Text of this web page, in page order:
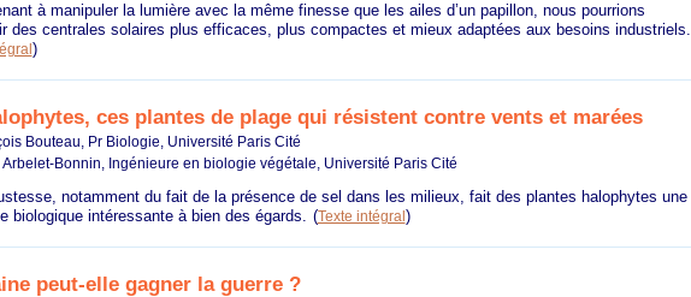
à manipuler la lumière avec la même finesse que les ailes d’un papillon, nous pourrions
des centrales solaires plus efficaces, plus compactes et mieux adaptées aux besoins industriels.
)
ces plantes de plage qui résistent contre vents et marées
Bouteau, Pr Biologie, Université Paris Cité
Arbelet-Bonnin, Ingénieure en biologie végétale, Université Paris Cité
notamment du fait de la présence de sel dans les milieux, fait des plantes halophytes une
biologique intéressante à bien des égards. (Texte intégral )
peut-elle gagner la guerre ?